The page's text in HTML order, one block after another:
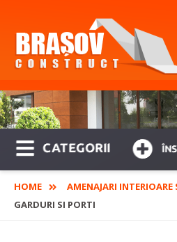
CATEGORII
HOME
AMENAJARI INTERIOARE
GARDURI SI PORTI